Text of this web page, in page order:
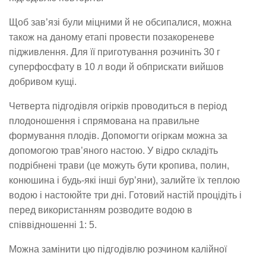
Щоб зав’язі були міцними й не обсипалися, можна
також на даному етапі провести позакореневе
підживлення. Для її приготування розчиніть 30 г
суперфосфату в 10 л води й обприскати вийшов
добривом кущі.
Четверта підгодівля огірків проводиться в період
плодоношення і спрямована на правильне
формування плодів. Допомогти огіркам можна за
допомогою трав’яного настою. У відро складіть
подрібнені трави (це можуть бути кропива, полин,
конюшина і будь-які інші бур’яни), залийте їх теплою
водою і настоюйте три дні. Готовий настій процідіть і
перед використанням розводите водою в
співвідношенні 1: 5.
Можна замінити цю підгодівлю розчином калійної